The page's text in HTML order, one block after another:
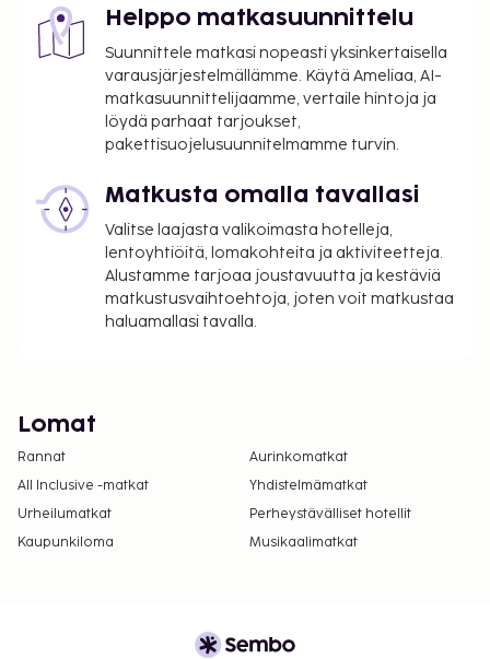
Helppo matkasuunnittelu
Suunnittele matkasi nopeasti yksinkertaisella
varausjärjestelmällämme. Käytä Ameliaa, AI-
matkasuunnittelijaamme, vertaile hintoja ja
löydä parhaat tarjoukset,
pakettisuojelusuunnitelmamme turvin.
Matkusta omalla tavallasi
Valitse laajasta valikoimasta hotelleja,
lentoyhtiöitä, lomakohteita ja aktiviteetteja.
Alustamme tarjoaa joustavuutta ja kestäviä
matkustusvaihtoehtoja, joten voit matkustaa
haluamallasi tavalla.
Lomat
Rannat
Aurinkomatkat
All Inclusive -matkat
Yhdistelmämatkat
Urheilumatkat
Perheystävälliset hotellit
Kaupunkiloma
Musikaalimatkat